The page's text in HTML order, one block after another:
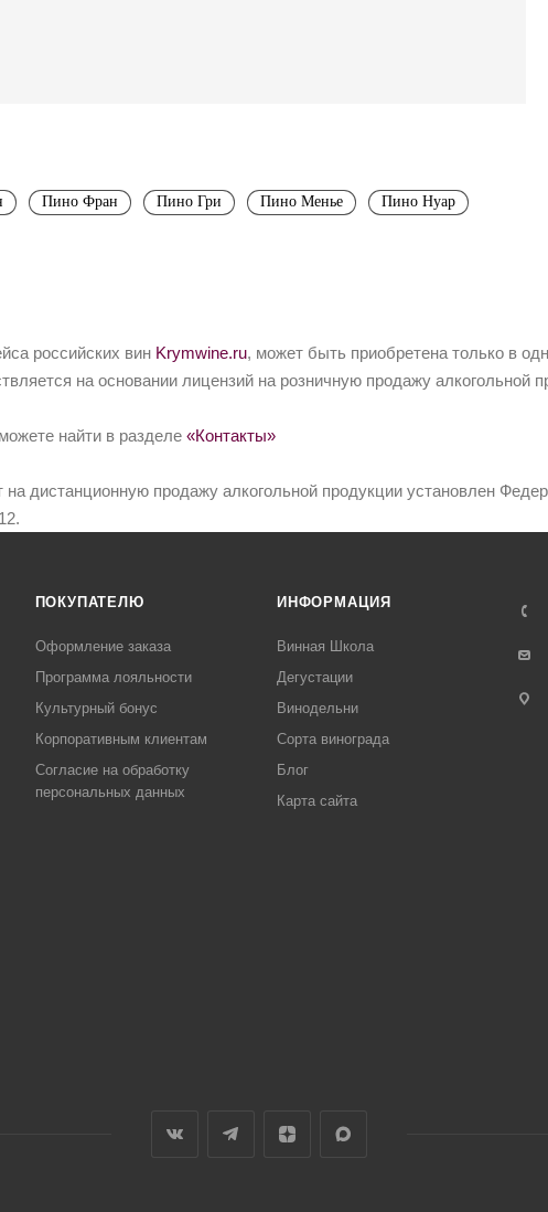
Пино Фран Пино Гри Пино Менье
Пино Нуар
российских вин Krymwine.ru, может быть приобретена только в
на основании лицензий на розничную продажу алкогольной
найти в разделе «Контакты»
дистанционную продажу алкогольной продукции установлен
ПОКУПАТЕЛЮ
Оформление заказа
Программа лояльности
Культурный бонус
Корпоративным клиентам
Согласие на обработку
персональных данных
ИНФОРМАЦИЯ
Винная Школа
Дегустации
Винодельни
Сорта винограда
Блог
Карта сайта